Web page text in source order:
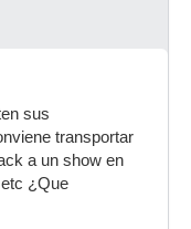
sus
transportar
a un show en
¿Que